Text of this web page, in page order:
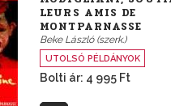
LEURS AMIS DE
MONTPARNASSE
Beke László (szerk.)
UTOLSÓ PÉLDÁNYOK
Bolti ár: 4 995 Ft